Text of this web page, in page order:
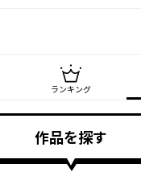
ミコミ
ミ
ランキング
作品を探す